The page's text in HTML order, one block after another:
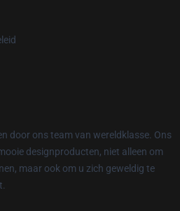
door ons team van wereldklasse. Ons
designproducten, niet alleen om
maar ook om u zich geweldig te